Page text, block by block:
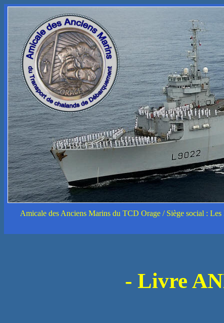
Amicale des Anciens Marins du TCD Orage / Siège social :
- Livre